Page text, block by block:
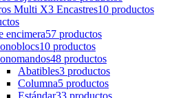
Multi X3 Encastres10 productos
encimera57 productos
10 productos
48 productos
Abatibles3 productos
Columna5 productos
Estándar33 productos